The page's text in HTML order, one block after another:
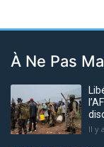
À Ne Pas
Il y